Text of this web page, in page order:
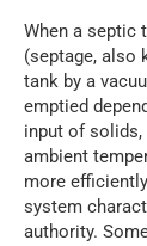
When a septic
(septage, also
tank by a
emptied
input of
ambient
more
system
authority.